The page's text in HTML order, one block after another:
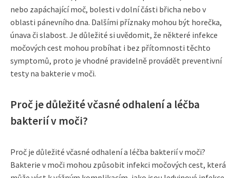
nebo zapáchající moč, bolesti v dolní části břicha nebo v
oblasti pánevního dna. Dalšími příznaky mohou být horečka,
únava či slabost. Je důležité si uvědomit, že některé infekce
močových cest mohou probíhat i bez přítomnosti těchto
symptomů, proto je vhodné pravidelně provádět preventivní
testy na bakterie v moči.
Proč je důležité včasné odhalení a léčba
bakterií v moči?
Proč je důležité včasné odhalení a léčba bakterií v moči?
Bakterie v moči mohou způsobit infekci močových cest, která